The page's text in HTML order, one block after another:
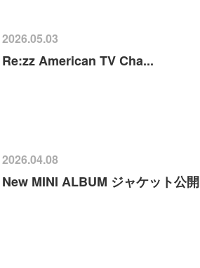
2026.05.03
Re:zz American TV Cha...
2026.04.08
New MINI ALBUM ジャケット公開